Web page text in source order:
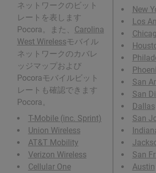
ネットワークのビット
レートを表します
Pocora。また、 Carolina
West Wirelessモバイル
ネットワークのカバレ
ッジマップおよび
Pocoraモバイルビット
レートも確認できます
Pocora。
T-Mobile (inc. Sprint)
Union Wireless
AT&T Mobility
Verizon Wireless
Cellular One
New
Los
San
San
Dallas
San
San
Austin